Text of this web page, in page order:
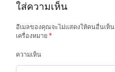
ใส่ความเห็น
อีเมลของคุณจะไม่แสดงให้คนอื่นเห็น
เครื่องหมาย *
ความเห็น